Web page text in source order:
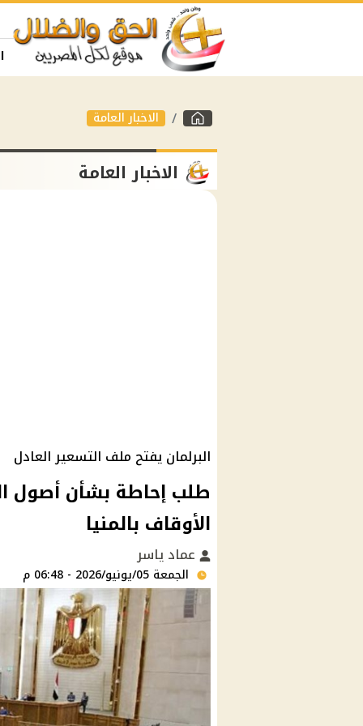
الاخبار العامة
الاخبار العامة
البرلمان يفتح ملف التسعير العادل
طلب إحاطة بشأن أصول
الأوقاف بالمنيا
عماد ياسر
الجمعة 05/يونيو/2026 - 06:48 م